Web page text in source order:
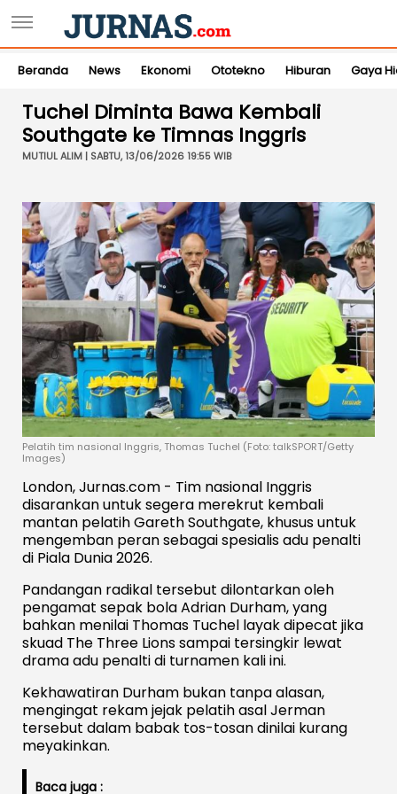
Beranda News Ekonomi Ototekno Hiburan Gaya
Tuchel Diminta Bawa Kembali
Southgate ke Timnas Inggris
MUTIUL ALIM | SABTU, 13/06/2026 19:55 WIB
Pelatih tim nasional Inggris, Thomas Tuchel (Foto: talkSPORT/Getty
Images)
London, Jurnas.com - Tim nasional Inggris
disarankan untuk segera merekrut kembali
mantan pelatih Gareth Southgate, khusus untuk
mengemban peran sebagai spesialis adu penalti
di Piala Dunia 2026.
Pandangan radikal tersebut dilontarkan oleh
pengamat sepak bola Adrian Durham, yang
bahkan menilai Thomas Tuchel layak dipecat jika
skuad The Three Lions sampai tersingkir lewat
drama adu penalti di turnamen kali ini.
Kekhawatiran Durham bukan tanpa alasan,
mengingat rekam jejak pelatih asal Jerman
tersebut dalam babak tos-tosan dinilai kurang
meyakinkan.
Baca juga :